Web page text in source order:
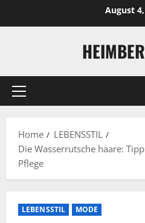
August
Primary
Home
LEBENSSTIL
Die Wasserrutsche haare:
Pflege
LEBENSSTIL MODE